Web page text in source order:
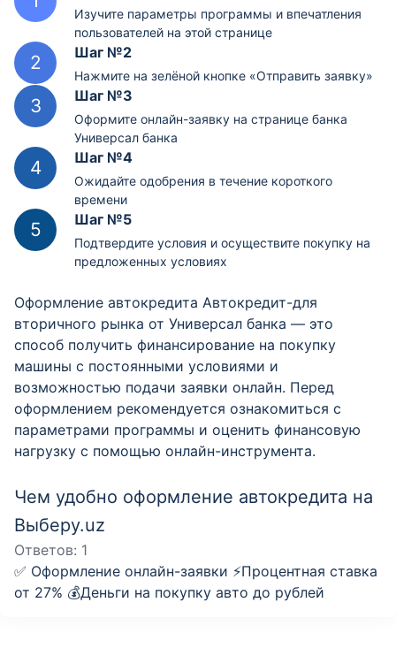
Изучите параметры программы и впечатления
пользователей на этой странице
Шаг №2
Нажмите на зелёной кнопке «Отправить заявку»
Шаг №3
Оформите онлайн-заявку на странице банка
Универсал банка
Шаг №4
Ожидайте одобрения в течение короткого
времени
Шаг №5
Подтвердите условия и осуществите покупку на
предложенных условиях
Оформление автокредита Автокредит-для
вторичного рынка от Универсал банка — это
способ получить финансирование на покупку
машины с постоянными условиями и
возможностью подачи заявки онлайн. Перед
оформлением рекомендуется ознакомиться с
параметрами программы и оценить финансовую
нагрузку с помощью онлайн-инструмента.
Чем удобно оформление автокредита на
Выберу.uz
Ответов: 1
✅ Оформление онлайн-заявки ⚡️Процентная ставка
от 27% 💰Деньги на покупку авто до рублей